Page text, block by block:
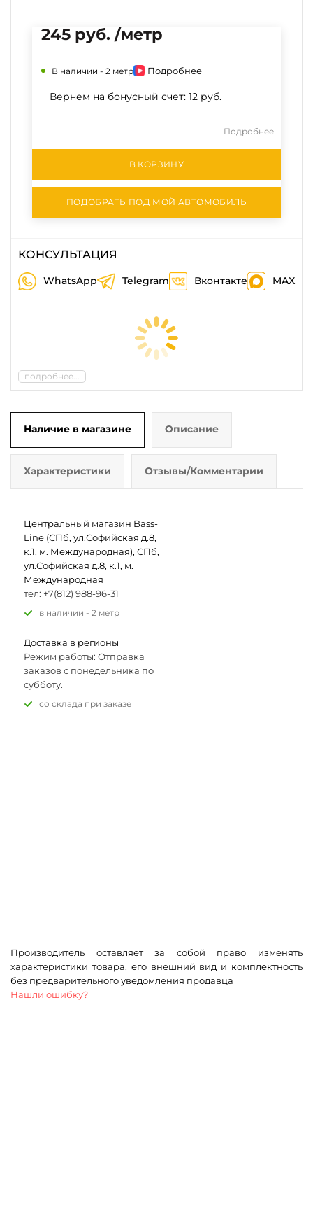
245 руб. /метр
В наличии - 2 метр Подробнее
Вернем на бонусный счет: 12 руб.
Подробнее
В КОРЗИНУ
ПОДОБРАТЬ ПОД МОЙ АВТОМОБИЛЬ
КОНСУЛЬТАЦИЯ
WhatsApp Telegram Вконтакте MAX
подробнее...
Наличие в магазине Описание
Характеристики Отзывы/Комментарии
Центральный магазин Bass-
Line (СПб, ул.Софийская д.8,
к.1, м. Международная), СПб,
ул.Софийская д.8, к.1, м.
Международная
тел: +7(812) 988-96-31
В наличии - 2 метр
Доставка в регионы
Режим работы: Отправка
заказов с понедельника по
субботу.
Со склада при заказе
Производитель оставляет за собой право изменять
характеристики товара, его внешний вид и комплектность
без предварительного уведомления продавца
Нашли ошибку?